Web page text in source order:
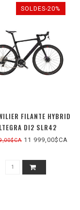
SOLDES-20%
FILANTE HYBRID
DI2 SLR42
11 999,00$CA